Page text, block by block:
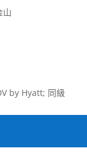
山
by Hyatt; 同級